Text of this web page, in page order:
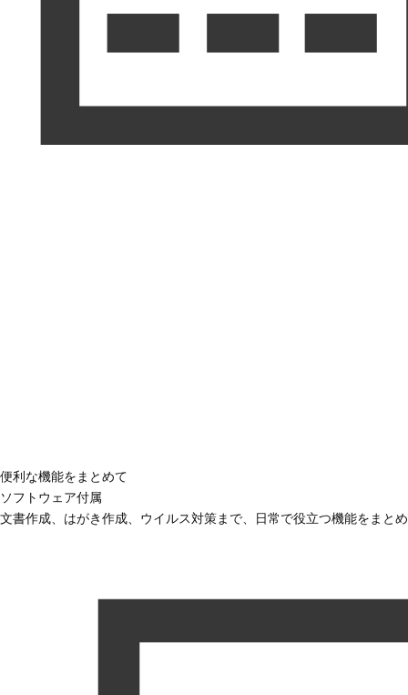
便利な機能をまとめて
ソフトウェア付属
文書作成、はがき作成、ウイルス対策まで、日常で役立つ機能をまと